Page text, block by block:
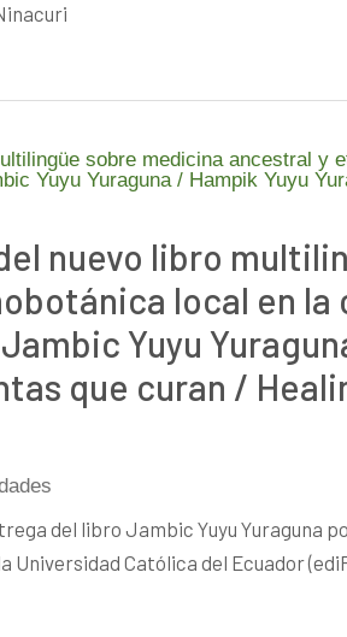
nuevo libro
local en la
Yuyu
que curan /
del libro Jambic Yuyu Yuraguna
Católica del Ecuador